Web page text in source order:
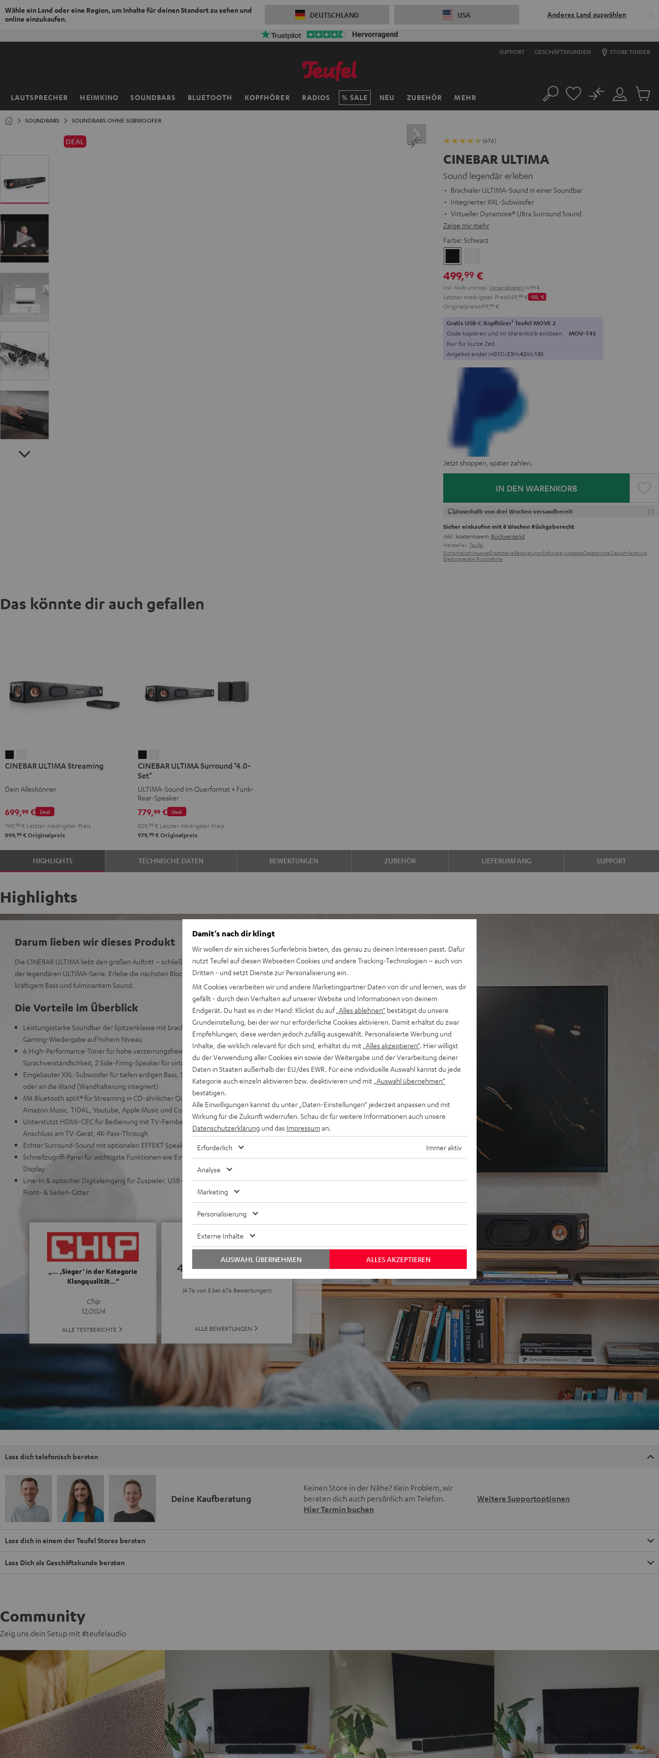
Wähle ein Land oder eine Region, um Inhalte für deinen Standort zu sehen und
online einzukaufen.
DEUTSCHLAND USA Anderes Land auswählen
SUPPORT GESCHÄFTSKUNDEN STORE FINDER
LAUTSPRECHER HEIMKINO SOUNDBARS BLUETOOTH KOPFHÖRER RADIOS SALE NEU ZUBEHÖR MEHR
Startseite Suche
Mein
Konto
No
Artikel
SOUNDBARS SOUNDBARS OHNE SUBWOOFER
DEAL (676)
CINEBAR ULTIMA
Sound legendär erleben
Brachialer ULTIMA-Sound in einer Soundbar
Integrierter XXL-Subwoofer
Virtueller Dynamore® Ultra Surround Sound
Zeige mir mehr
Farbe: Schwarz
499,99 €
Inkl. MwSt und zzgl. Versandkosten 14,99 €
Letzter niedrigster Preis549, 99 € -50,‐€
Originalpreis699, 99 €
Gratis USB-C Kopfhörer1 Teufel MOVE 2
Code kopieren und im Warenkorb einlösen. MOV-T4S
Nur für kurze Zeit
Angebot endet in01D:23H:42M:17S
Jetzt shoppen, später zahlen.
IN DEN WARENKORB
Innerhalb von drei Wochen versandbereit
Sicher einkaufen mit 8 Wochen Rückgaberecht
inkl. kostenlosem Rückversand
Hersteller: Teufel
SicherheitshinweiseErsatzteileReparaturenSoftware-UpdatesGesetzliche Gewährleistung
Elektrogeräte Rücknahme
Das könnte dir auch gefallen
ULTIMA
Schwarz
ULTIMA
Weiß
CINEBAR ULTIMA Streaming
Dein Alleskönner
Deal
699,99 €
749, 99 € Letzter niedrigster Preis
899,99 € Originalpreis
ULTIMA
Surround
"4.0-
Set"
Schwarz
ULTIMA
"4.0-
Set"
Weiß
CINEBAR ULTIMA Surround "4.0-
Set"
ULTIMA-Sound im Querformat + Funk-
Rear-Speaker
Deal
779,99€
829, 99€Letzter niedrigster Preis
979,99€Originalpreis
HIGHLIGHTS TECHNISCHE DATEN BEWERTUNGEN ZUBEHÖR LIEFERUMFANG SUPPORT
Highlights
Darum lieben wir dieses Produkt
Die CINEBAR ULTIMA liebt den großen Auftritt – schließlich stecken in dieser Soundbar alle Gene
der legendären ULTIMA-Serie. Erlebe die nächsten Blockbuster und deine Lieblings-Playlists mit
kräftigem Bass und fulminantem Sound.
Die Vorteile im Überblick
Leistungsstarke Soundbar der Spitzenklasse mit brachialen 380 Watt für eine TV-, Musik-, und
Gaming-Wiedergabe auf hohem Niveau
6 High-Performance-Töner für hohe verzerrungsfreie Pegel mit präzisen Höhen und optimaler
Sprachverständlichkeit, 2 Side-Firing-Speaker für virtuellen Dynamore® Ultra Surround Sound
Eingebauter XXL-Subwoofer für tiefen erdigen Bass, Soundbar passt einfach aufs Sideboard
oder an die Wand (Wandhalterung integriert)
Mit Bluetooth aptX® für Streaming in CD-ähnlicher Qualität direkt aus den Apps von Spotify,
Amazon Music, TIDAL, Youtube, Apple Music und Co.
Unterstützt HDMI-CEC für Bedienung mit TV-Fernbedienung & HDMI-ARC für Ein-Kabel-
Anschluss am TV-Gerät, 4K-Pass-Through
Echter Surround-Sound mit optionalen EFFEKT Speakern möglich
Schnellzugriff-Panel für wichtigste Funktionen wie Ein/Aus, Source, Play/Pause, dimmbares
Display
Line-In & optischer Digitaleingang für Zuspieler, USB-Soundkarten-Funktion, abnehmbare
Front- & Seiten-Gitter
„… ‚Sieger‘ in der Kategorie
Klangqualität…“
Chip
12/2024
ALLE TESTBERICHTE
4.76
(4.76 von 5 bei 676 Bewertungen)
ALLE BEWERTUNGEN
Lass dich telefonisch beraten
Deine Kaufberatung
Keinen Store in der Nähe? Kein Problem, wir
beraten dich auch persönlich am Telefon.
Hier Termin buchen
Weitere Supportoptionen
Lass dich in einem der Teufel Stores beraten
Lass Dich als Geschäftskunde beraten
Community
Zeig uns dein Setup mit #teufelaudio
Damit‘s nach dir klingt
Wir wollen dir ein sicheres Surferlebnis bieten, das genau zu deinen Interessen passt. Dafür
nutzt Teufel auf diesen Webseiten Cookies und andere Tracking-Technologien – auch von
Dritten - und setzt Dienste zur Personalisierung ein.
Mit Cookies verarbeiten wir und andere Marketingpartner Daten von dir und lernen, was dir
gefällt - durch dein Verhalten auf unserer Website und Informationen von deinem
Endgerät. Du hast es in der Hand: Klickst du auf „Alles ablehnen“ bestätigst du unsere
Grundeinstellung, bei der wir nur erforderliche Cookies aktivieren. Damit erhältst du zwar
Empfehlungen, diese werden jedoch zufällig ausgewählt. Personalisierte Werbung und
Inhalte, die wirklich relevant für dich sind, erhältst du mit „Alles akzeptieren“. Hier willigst
du der Verwendung aller Cookies ein sowie der Weitergabe und der Verarbeitung deiner
Daten in Staaten außerhalb der EU/des EWR. Für eine individuelle Auswahl kannst du jede
Kategorie auch einzeln aktivieren bzw. deaktivieren und mit „Auswahl übernehmen“
bestätigen.
Alle Einwilligungen kannst du unter „Daten-Einstellungen“ jederzeit anpassen und mit
Wirkung für die Zukunft widerrufen. Schau dir für weitere Informationen auch unsere
Datenschutzerklärung und das Impressum an.
Erforderlich Immer aktiv
Analyse
Marketing
Personalisierung
Externe Inhalte
ALLES AKZEPTIEREN
AUSWAHL ÜBERNEHMEN